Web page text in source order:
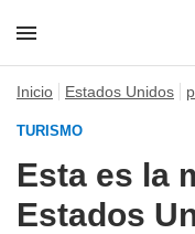
Inicio Estados Unidos
TURISMO
Esta es la
Estados